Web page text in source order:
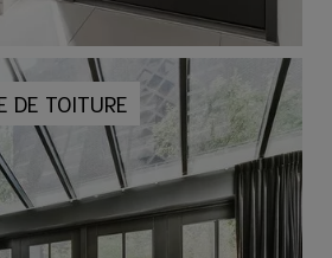
DE TOITURE